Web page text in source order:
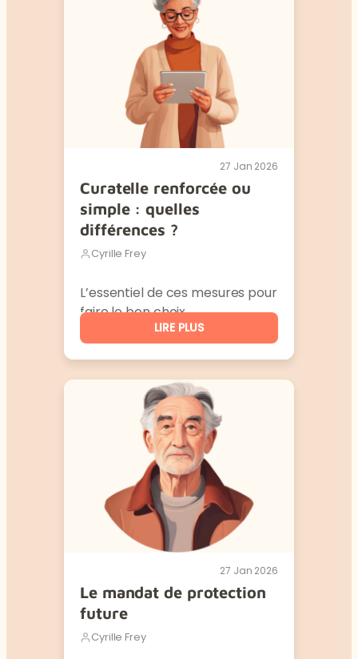
27 Jan 2026
Curatelle renforcée ou
simple : quelles
différences ?
Cyrille Frey
L’essentiel de ces mesures pour
faire le bon choix.
LIRE PLUS
27 Jan 2026
Le mandat de protection
future
Cyrille Frey